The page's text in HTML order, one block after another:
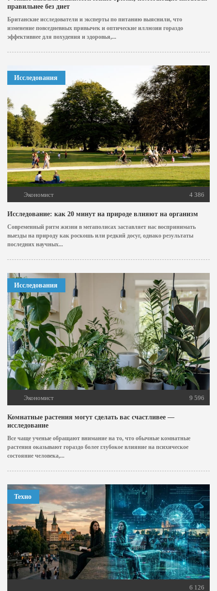
правильнее без диет
Британские исследователи и эксперты по питанию выяснили, что
изменение повседневных привычек и оптические иллюзии гораздо
эффективнее для похудения и здоровья,...
Исследования
Экономист 4 386
Исследование: как 20 минут на природе влияют на организм
Современный ритм жизни в мегаполисах заставляет нас воспринимать
выезды на природу как роскошь или редкий досуг, однако результаты
последних научных...
Исследования
Экономист 9 596
Комнатные растения могут сделать вас счастливее —
исследование
Все чаще ученые обращают внимание на то, что обычные комнатные
растения оказывают гораздо более глубокое влияние на психическое
состояние человека,...
Техно
6 126